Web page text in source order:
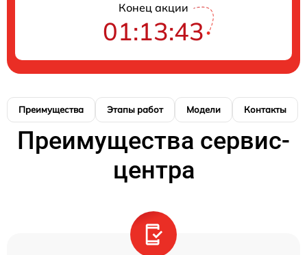
Конец акции
01:13:43
Преимущества Этапы работ Модели Контакты
Преимущества сервис-
центра